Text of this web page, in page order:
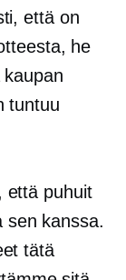
että on
he
tuntuu
että puhuit
sen kanssa.
tätä